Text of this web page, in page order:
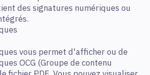
des signatures numériques ou
vous permet d'afficher ou de
OCG (Groupe de contenu